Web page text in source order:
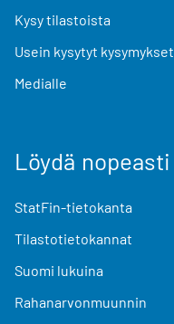
Kysy tilastoista
Usein kysytyt kysymykset
Medialle
Löydä nopeasti
StatFin-tietokanta
Tilastotietokannat
Suomi lukuina
Rahanarvonmuunnin